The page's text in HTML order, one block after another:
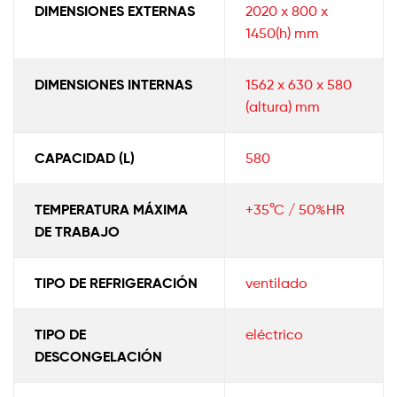
DIMENSIONES EXTERNAS
2020 x 800 x
1450(h) mm
DIMENSIONES INTERNAS
1562 x 630 x 580
(altura) mm
CAPACIDAD (L) 580
TEMPERATURA MÁXIMA
DE TRABAJO
+35°C / 50%HR
TIPO DE REFRIGERACIÓN ventilado
TIPO DE
DESCONGELACIÓN
eléctrico